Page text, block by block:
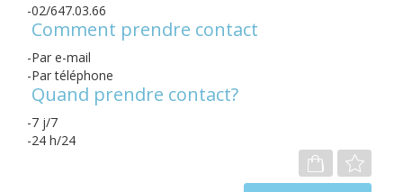
02/647.03.66
Comment prendre contact
Par e-mail
Par téléphone
Quand prendre contact?
7 j/7
24 h/24